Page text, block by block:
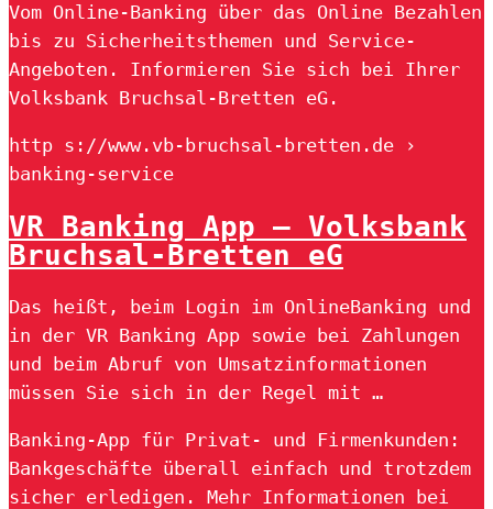
Vom Online-Banking über das Online Bezahlen
bis zu Sicherheitsthemen und Service-
Angeboten. Informieren Sie sich bei Ihrer
Volksbank Bruchsal-Bretten eG.
http s://www.vb-bruchsal-bretten.de ›
banking-service
VR Banking App – Volksbank
Bruchsal-Bretten eG
Das heißt, beim Login im OnlineBanking und
in der VR Banking App sowie bei Zahlungen
und beim Abruf von Umsatzinformationen
müssen Sie sich in der Regel mit …
Banking-App für Privat- und Firmenkunden:
Bankgeschäfte überall einfach und trotzdem
sicher erledigen. Mehr Informationen bei